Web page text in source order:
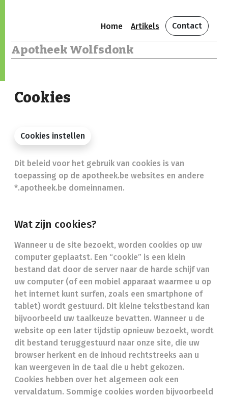
Home Artikels Contact
Apotheek Wolfsdonk
Cookies
Cookies instellen
Dit beleid voor het gebruik van cookies is van
toepassing op de apotheek.be websites en andere
*.apotheek.be domeinnamen.
Wat zijn cookies?
Wanneer u de site bezoekt, worden cookies op uw
computer geplaatst. Een “cookie” is een klein
bestand dat door de server naar de harde schijf van
uw computer (of een mobiel apparaat waarmee u op
het internet kunt surfen, zoals een smartphone of
tablet) wordt gestuurd. Dit kleine tekstbestand kan
bijvoorbeeld uw taalkeuze bevatten. Wanneer u de
website op een later tijdstip opnieuw bezoekt, wordt
dit bestand teruggestuurd naar onze site, die uw
browser herkent en de inhoud rechtstreeks aan u
kan weergeven in de taal die u hebt gekozen.
Cookies hebben over het algemeen ook een
vervaldatum. Sommige cookies worden bijvoorbeeld